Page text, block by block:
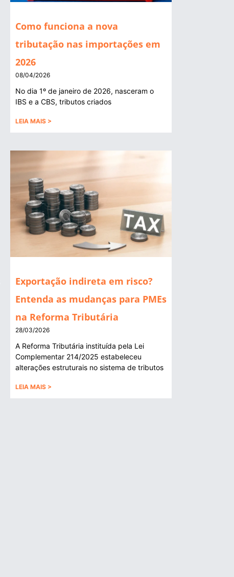
Como funciona a nova
tributação nas importações em
2026
08/04/2026
No dia 1º de janeiro de 2026, nasceram o
IBS e a CBS, tributos criados
LEIA MAIS >
Exportação indireta em risco?
Entenda as mudanças para PMEs
na Reforma Tributária
28/03/2026
A Reforma Tributária instituída pela Lei
Complementar 214/2025 estabeleceu
alterações estruturais no sistema de tributos
LEIA MAIS >